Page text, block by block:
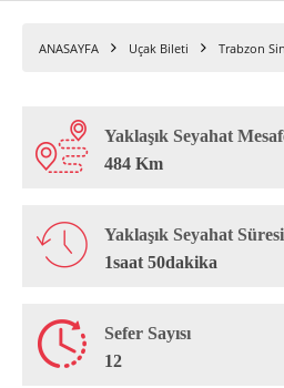
ANASAYFA Uçak Bileti Trabzon
Yaklaşık Seyahat
484 Km
Yaklaşık Seyahat Süresi
1saat 50dakika
Sefer Sayısı
12